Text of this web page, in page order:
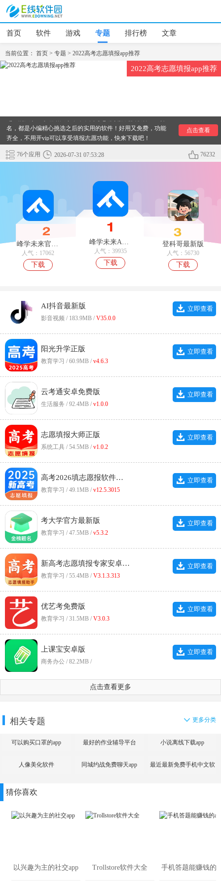
首页 软件 游戏 专题 排行榜 文章
当前位置： 首页 > 专题 > 2022高考志愿填报app推荐
2022高考志愿填报app推荐
之重的大事！小编给大家带来了高考志愿填报免费软件2022排
名，都是小编精心挑选之后的实用的软件！好用又免费，功能
齐全，不用开vip可以享受填报志愿功能，快来下载吧！
点击查看
76个应用 2026-07-31 07:53:28 76232
峰学未来官方最新版
人气：17062
下载
峰学未来App安卓版
人气：39935
下载
登科哥最新版
人气：56730
下载
AI抖音最新版
影音视频 / 183.9MB / V35.0.0
立即查看
阳光升学正版
教育学习 / 60.9MB / v4.6.3
立即查看
云考通安卓免费版
生活服务 / 92.4MB / v1.0.0
立即查看
志愿填报大师正版
系统工具 / 54.5MB / v1.0.2
立即查看
高考2026填志愿报软件手机版
教育学习 / 49.1MB / v12.5.3015
立即查看
考大学官方最新版
教育学习 / 47.5MB / v5.3.2
立即查看
新高考志愿填报专家安卓直装版
教育学习 / 55.4MB / V3.1.3.313
立即查看
优艺考免费版
教育学习 / 31.5MB / V3.0.3
立即查看
上课宝安卓版
商务办公 / 82.2MB /
立即查看
点击查看更多
相关专题 更多分类
可以购买口罩的app 最好的作业辅导平台 小说离线下载app
人像美化软件 同城约战免费聊天app 最近最新免费手机中文软
猜你喜欢
以兴趣为主的社交app Trollstore软件大全 手机答题能赚钱的